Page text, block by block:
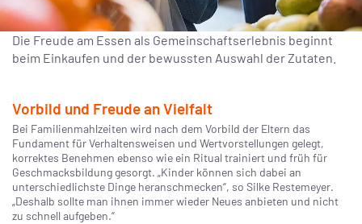
Die Freude am Essen als Gemeinschaftserlebnis beginnt
beim Einkaufen und der bewussten Auswahl der Zutaten.
Vorbild und Freude an Vielfalt
Bei Familienmahlzeiten wird nach dem Vorbild der Eltern das
Fundament für Verhaltensweisen und Wertvorstellungen gelegt,
korrektes Benehmen ebenso wie ein Ritual trainiert und früh für
Geschmacksbildung gesorgt. „Kinder können sich dabei an
unterschiedlichste Dinge heranschmecken“, so Silke Restemeyer.
„Deshalb sollte man ihnen immer wieder Neues anbieten und nicht
zu schnell aufgeben.“